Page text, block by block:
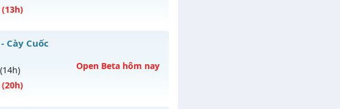
(13h)
AE ơi
vào 13h ngày 04/08/2626
Cày Cuốc
(14h)
(20h)
Open Beta hôm nay